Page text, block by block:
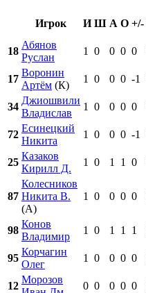
Игрок И Ш А О +/-
18
Абянов
Руслан
1 0 0 0 0
17
Воронин
Артём (К)
1 0 0 0 -1
34
Джиошвили
Владислав
1 0 0 0 0
72
Есинецкий
Никита
1 0 0 0 -1
25
Казаков
Кирилл Д.
1 0 1 1 0
87
Колесников
Никита В.
(А)
1 0 0 0 0
98
Конов
Владимир
1 0 1 1 1
95
Корчагин
Олег
1 0 0 0 0
12
Морозов
0 0 0 0 0